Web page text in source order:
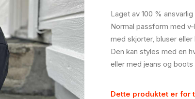
Laget av 100 %
Normal passform med
med skjorter, bluser eller
Den kan styles med en
eller med jeans og
Dette produktet er for